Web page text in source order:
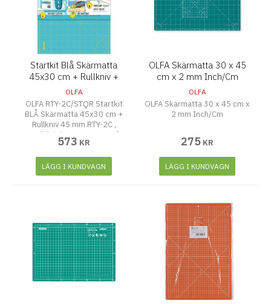
Startkit Blå Skärmatta
45x30 cm + Rullkniv +
Quiltlinjal
OLFA
OLFA RTY-2C/STQR Startkit
BLÅ Skärmatta 45x30 cm +
Rullkniv 45 mm RTY-2C ,
Quiltlinjal QR-6S 6,5x6,5"
573 KR
LÄGG I KUNDVAGN
OLFA Skärmatta 30 x 45
cm x 2 mm Inch/Cm
OLFA
OLFA Skärmatta 30 x 45 cm x
2 mm Inch/Cm
275 KR
LÄGG I KUNDVAGN